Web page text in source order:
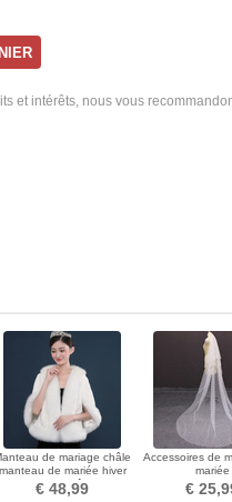
et intérêts, nous vous
de mariage châle
manteau de mariée hiver
grande taille châle chaud
€ 48,99
Accessoires de
mariée
€